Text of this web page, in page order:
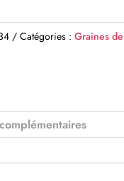
Catégories :Graines